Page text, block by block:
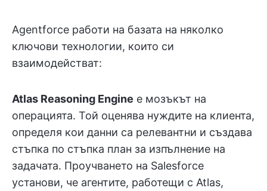
Agentforce работи на базата на няколко
ключови технологии, които си
взаимодействат:
Atlas Reasoning Engine е мозъкът на
операцията. Той оценява нуждите на клиента,
определя кои данни са релевантни и създава
стъпка по стъпка план за изпълнение на
задачата. Проучването на Salesforce
установи, че агентите, работещи с Atlas,